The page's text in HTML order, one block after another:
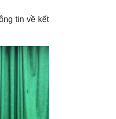
Doanh nhân
Du lịch
Tư vấn
check-in
tin về kết